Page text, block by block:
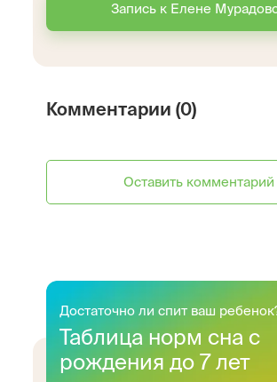
Запись к Елене
Комментарии (0)
Оставить комментарий
Достаточно ли спит ваш
Таблица норм сна с
рождения до 7 лет